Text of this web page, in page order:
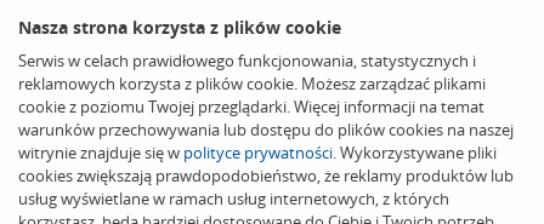
Nasza strona korzysta z plików cookie
Serwis w celach prawidłowego funkcjonowania, statystycznych i
reklamowych korzysta z plików cookie. Możesz zarządzać plikami
cookie z poziomu Twojej przeglądarki. Więcej informacji na temat
warunków przechowywania lub dostępu do plików cookies na naszej
witrynie znajduje się w polityce prywatności. Wykorzystywane pliki
cookies zwiększają prawdopodobieństwo, że reklamy produktów lub
usług wyświetlane w ramach usług internetowych, z których